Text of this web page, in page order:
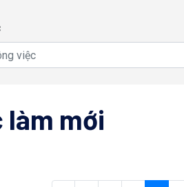
làm mới